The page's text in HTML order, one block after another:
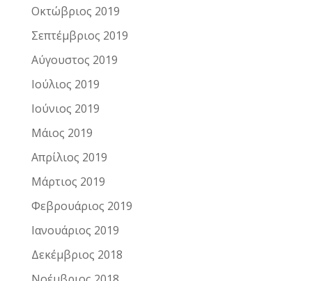
Οκτώβριος 2019
Σεπτέμβριος 2019
Αύγουστος 2019
Ιούλιος 2019
Ιούνιος 2019
Μάιος 2019
Απρίλιος 2019
Μάρτιος 2019
Φεβρουάριος 2019
Ιανουάριος 2019
Δεκέμβριος 2018